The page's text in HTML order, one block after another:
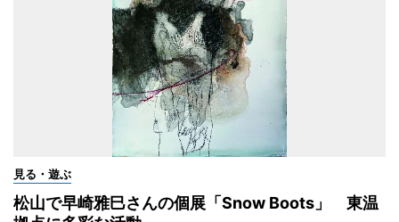
見る・遊ぶ
松山で早崎雅巳さんの個展「Snow Boots」 東温